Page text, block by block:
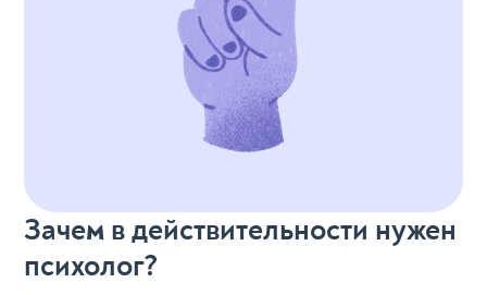
Зачем в действительности нужен
психолог?